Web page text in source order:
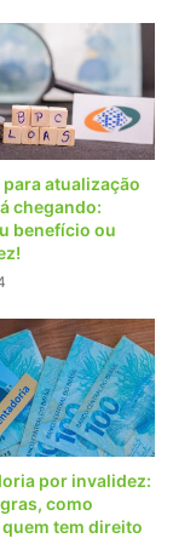
atualização
chegando:
benefício ou
por invalidez:
como
tem direito